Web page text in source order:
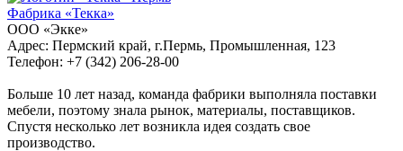
Фабрика «Текка»
ООО «Экке»
Адрес: Пермский край, г.Пермь, Промышленная, 123
Телефон: +7 (342) 206-28-00
Больше 10 лет назад, команда фабрики выполняла поставки
мебели, поэтому знала рынок, материалы, поставщиков.
Спустя несколько лет возникла идея создать свое
производство.